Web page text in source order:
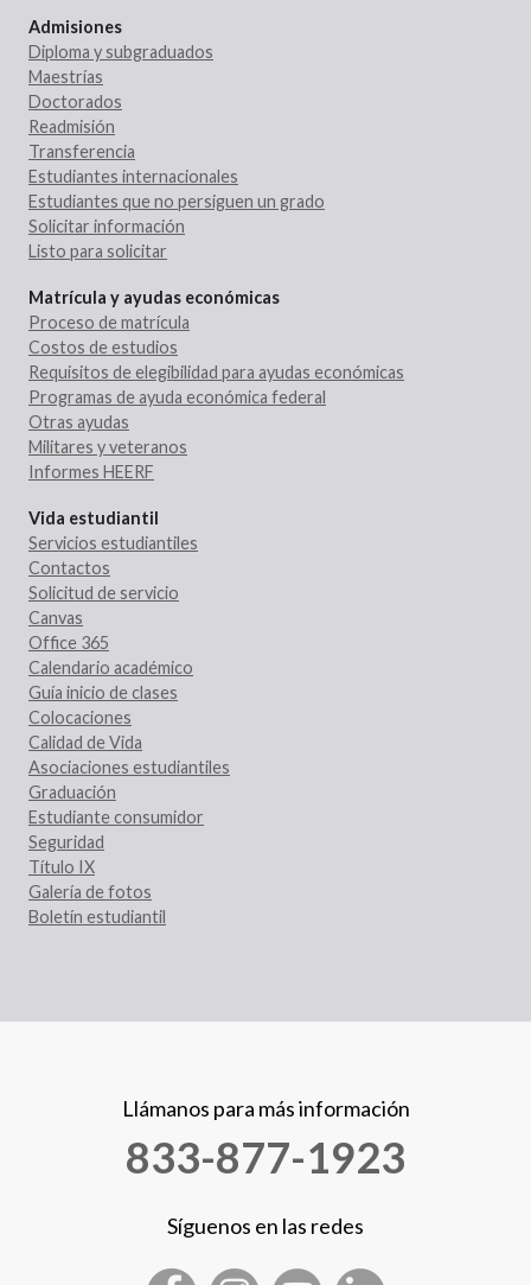
Admisiones
Diploma y subgraduados
Maestrías
Doctorados
Readmisión
Transferencia
Estudiantes internacionales
Estudiantes que no persiguen un grado
Solicitar información
Listo para solicitar
Matrícula y ayudas económicas
Proceso de matrícula
Costos de estudios
Requisitos de elegibilidad para ayudas económicas
Programas de ayuda económica federal
Otras ayudas
Militares y veteranos
Informes HEERF
Vida estudiantil
Servicios estudiantiles
Contactos
Solicitud de servicio
Canvas
Office 365
Calendario académico
Guía inicio de clases
Colocaciones
Calidad de Vida
Asociaciones estudiantiles
Graduación
Estudiante consumidor
Seguridad
Título IX
Galería de fotos
Boletín estudiantil
Llámanos para más información
833-877-1923
Síguenos en las redes